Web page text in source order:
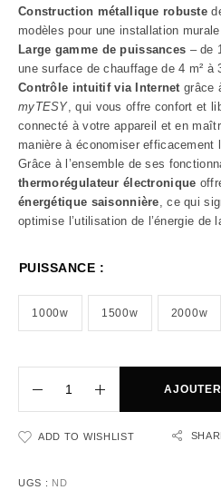
Construction métallique robuste
modèles pour une installation
Large gamme de puissances – de
une surface de chauffage de 4 m² à
Contrôle intuitif via Internetgrâce
myTESY, qui vous offre confort et
connecté à votre appareil et en
manière à économiser efficacement
Grâce à l’ensemble de ses
thermorégulateur électronique
énergétique saisonnière, ce qui
optimise l’utilisation de l’énergie de
PUISSANCE :
1000w 1500w 2000w
ADD TO WISHLIST
UGS : ND